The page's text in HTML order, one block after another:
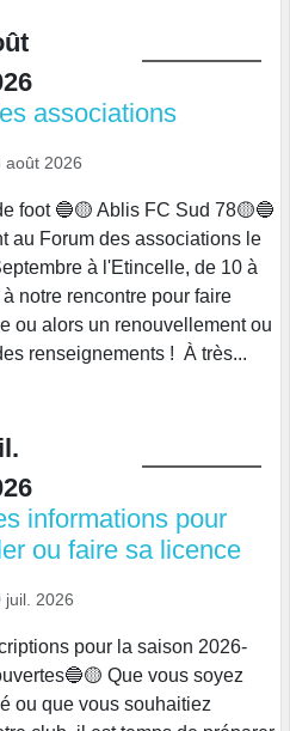
associations
août 2026
foot 🔵🟡 Ablis FC Sud 78🟡🔵
au Forum des associations le
à l'Etincelle, de 10 à
notre rencontre pour faire
ou alors un renouvellement ou
renseignements ! À très...
informations pour
ou faire sa licence
juil. 2026
pour la saison 2026-
Que vous soyez
ou que vous souhaitiez